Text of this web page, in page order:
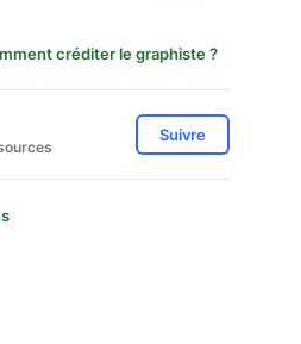
créditer le graphiste ?
Suivre